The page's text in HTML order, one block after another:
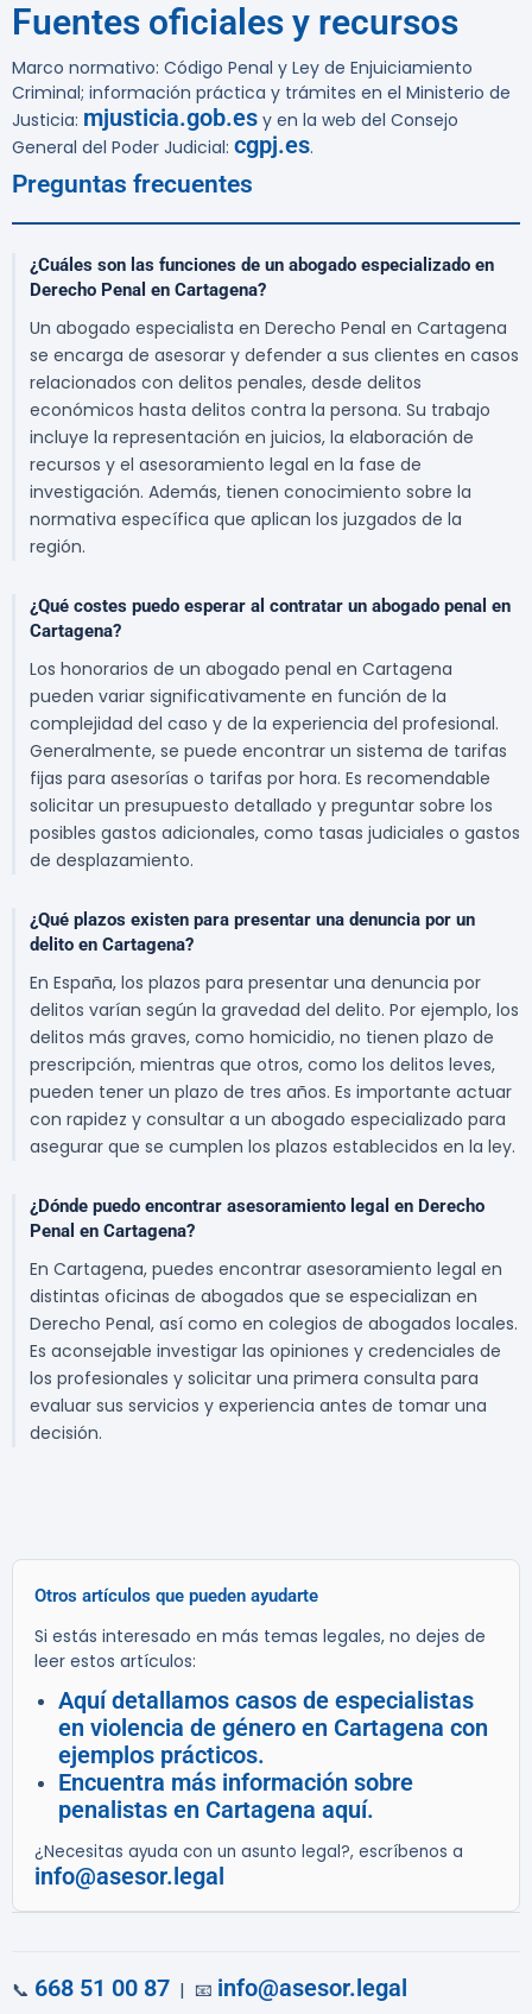
Fuentes oficiales y recursos
Marco normativo: Código Penal y Ley de Enjuiciamiento
Criminal; información práctica y trámites en el Ministerio de
Justicia: mjusticia.gob.es y en la web del Consejo
General del Poder Judicial: cgpj.es.
Preguntas frecuentes
¿Cuáles son las funciones de un abogado especializado en
Derecho Penal en Cartagena?
Un abogado especialista en Derecho Penal en Cartagena
se encarga de asesorar y defender a sus clientes en casos
relacionados con delitos penales, desde delitos
económicos hasta delitos contra la persona. Su trabajo
incluye la representación en juicios, la elaboración de
recursos y el asesoramiento legal en la fase de
investigación. Además, tienen conocimiento sobre la
normativa específica que aplican los juzgados de la
región.
¿Qué costes puedo esperar al contratar un abogado penal en
Cartagena?
Los honorarios de un abogado penal en Cartagena
pueden variar significativamente en función de la
complejidad del caso y de la experiencia del profesional.
Generalmente, se puede encontrar un sistema de tarifas
fijas para asesorías o tarifas por hora. Es recomendable
solicitar un presupuesto detallado y preguntar sobre los
posibles gastos adicionales, como tasas judiciales o gastos
de desplazamiento.
¿Qué plazos existen para presentar una denuncia por un
delito en Cartagena?
En España, los plazos para presentar una denuncia por
delitos varían según la gravedad del delito. Por ejemplo, los
delitos más graves, como homicidio, no tienen plazo de
prescripción, mientras que otros, como los delitos leves,
pueden tener un plazo de tres años. Es importante actuar
con rapidez y consultar a un abogado especializado para
asegurar que se cumplen los plazos establecidos en la ley.
¿Dónde puedo encontrar asesoramiento legal en Derecho
Penal en Cartagena?
En Cartagena, puedes encontrar asesoramiento legal en
distintas oficinas de abogados que se especializan en
Derecho Penal, así como en colegios de abogados locales.
Es aconsejable investigar las opiniones y credenciales de
los profesionales y solicitar una primera consulta para
evaluar sus servicios y experiencia antes de tomar una
decisión.
Otros artículos que pueden ayudarte
Si estás interesado en más temas legales, no dejes de
leer estos artículos:
Aquí detallamos casos de especialistas
en violencia de género en Cartagena con
ejemplos prácticos.
Encuentra más información sobre
penalistas en Cartagena aquí.
¿Necesitas ayuda con un asunto legal?, escríbenos a
info@asesor.legal
📞 668 51 00 87 | 📧 info@asesor.legal